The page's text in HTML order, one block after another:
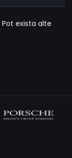
exista alte